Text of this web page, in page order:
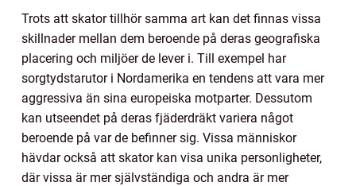
Trots att skator tillhör samma art kan det finnas vissa
skillnader mellan dem beroende på deras geografiska
placering och miljöer de lever i. Till exempel har
sorgtydstarutor i Nordamerika en tendens att vara mer
aggressiva än sina europeiska motparter. Dessutom
kan utseendet på deras fjäderdräkt variera något
beroende på var de befinner sig. Vissa människor
hävdar också att skator kan visa unika personligheter,
där vissa är mer självständiga och andra är mer